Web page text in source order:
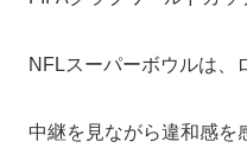
NFLスーパーボウルは、
中継を見ながら違和感を